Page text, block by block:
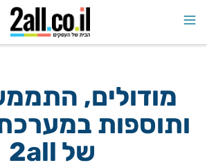
מודולים,
ותוספות
של 2all